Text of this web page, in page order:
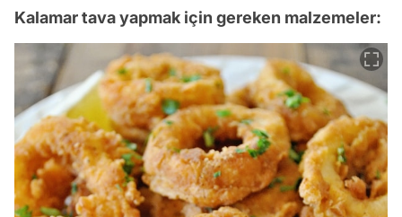
Kalamar tava yapmak için gereken malzemeler: